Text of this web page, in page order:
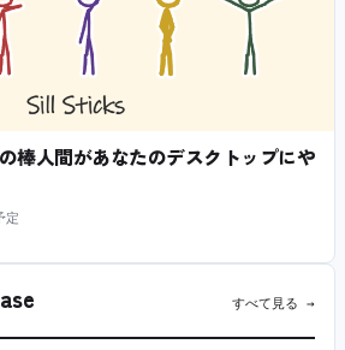
棒人間があなたのデスクトップにや
定
すべて見る →